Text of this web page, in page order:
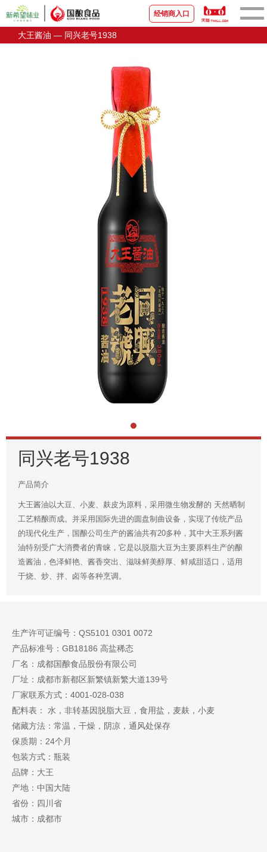
首页
关于国酿
新闻资讯
品牌产品
宣传视频
联系我们
经销商入口
大王酱油 — 同兴老号1938
同兴老号1938
产品简介
大王酱油以大豆、小麦、麸皮为原料，采用微生物发酵的 天然晒制
工艺精酿而成。并采用国际先进的圆盘制曲设备，实现了传统产品
的现代化生产，国酿公司生产的酱油共有20多种，其中大王系列酱
油特别受广大消费者的青睐，它是以脱脂大豆为主要原料生产的酿
造酱油，色泽鲜艳、酱香突出、滋味鲜美醇厚、鲜咸甜适口，适用
于烧、炒、拌、卤等各种烹调。
生产许可证编号：QS5101 0301 0072
产品标准号：GB18186 高盐稀态
厂名：成都国酿食品股份有限公司
厂址：成都市新都区新繁镇新繁大道139号
厂家联系方式：4001-028-038
配料表： 水，非转基因脱脂大豆，食用盐，麦麸，小麦
储藏方法：常温，干燥，阴凉，通风处保存
保质期：24个月
包装方式：瓶装
品牌：大王
产地：中国大陆
省份：四川省
城市：成都市